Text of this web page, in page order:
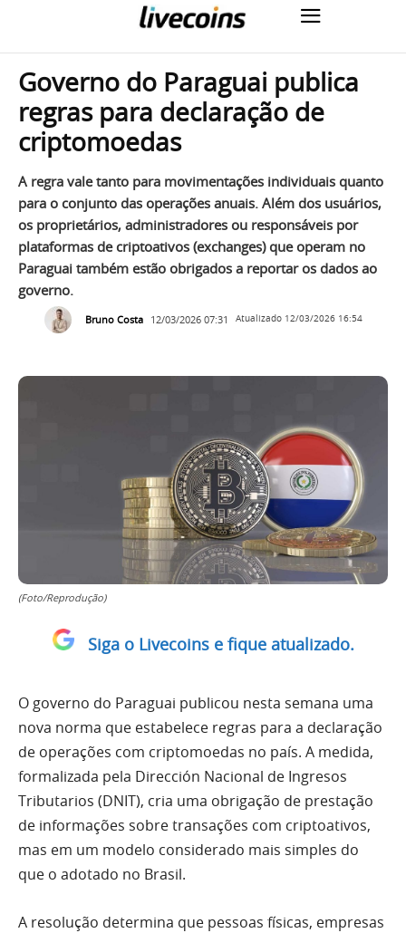
Governo do Paraguai publica
regras para declaração de
criptomoedas
A regra vale tanto para movimentações individuais quanto
para o conjunto das operações anuais. Além dos usuários,
os proprietários, administradores ou responsáveis por
plataformas de criptoativos (exchanges) que operam no
Paraguai também estão obrigados a reportar os dados ao
governo.
Bruno Costa 12/03/2026 07:31 Atualizado 12/03/2026 16:54
(Foto/Reprodução)
Siga o Livecoins e fique atualizado.
O governo do Paraguai publicou nesta semana uma
nova norma que estabelece regras para a declaração
de operações com criptomoedas no país. A medida,
formalizada pela Dirección Nacional de Ingresos
Tributarios (DNIT), cria uma obrigação de prestação
de informações sobre transações com criptoativos,
mas em um modelo considerado mais simples do
que o adotado no Brasil.
A resolução determina que pessoas físicas, empresas